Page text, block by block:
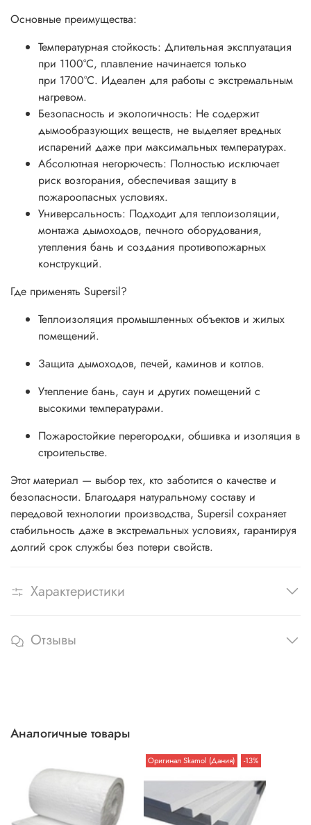
Основные преимущества:
Температурная стойкость: Длительная эксплуатация
при 1100°С, плавление начинается только
при 1700°С. Идеален для работы с экстремальным
нагревом.
Безопасность и экологичность: Не содержит
дымообразующих веществ, не выделяет вредных
испарений даже при максимальных температурах.
Абсолютная негорючесть: Полностью исключает
риск возгорания, обеспечивая защиту в
пожароопасных условиях.
Универсальность: Подходит для теплоизоляции,
монтажа дымоходов, печного оборудования,
утепления бань и создания противопожарных
конструкций.
Где применять Supersil?
Теплоизоляция промышленных объектов и жилых
помещений.
Защита дымоходов, печей, каминов и котлов.
Утепление бань, саун и других помещений с
высокими температурами.
Пожаростойкие перегородки, обшивка и изоляция в
строительстве.
Этот материал — выбор тех, кто заботится о качестве и
безопасности. Благодаря натуральному составу и
передовой технологии производства, Supersil сохраняет
стабильность даже в экстремальных условиях, гарантируя
долгий срок службы без потери свойств.
Характеристики
Отзывы
Аналогичные товары
Оригинал Skamol (Дания) -13%